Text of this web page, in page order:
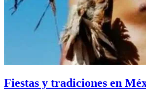
Fiestas y tradiciones en